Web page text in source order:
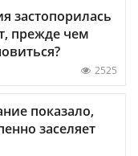
застопорилась
прежде чем
2525
показало,
заселяет